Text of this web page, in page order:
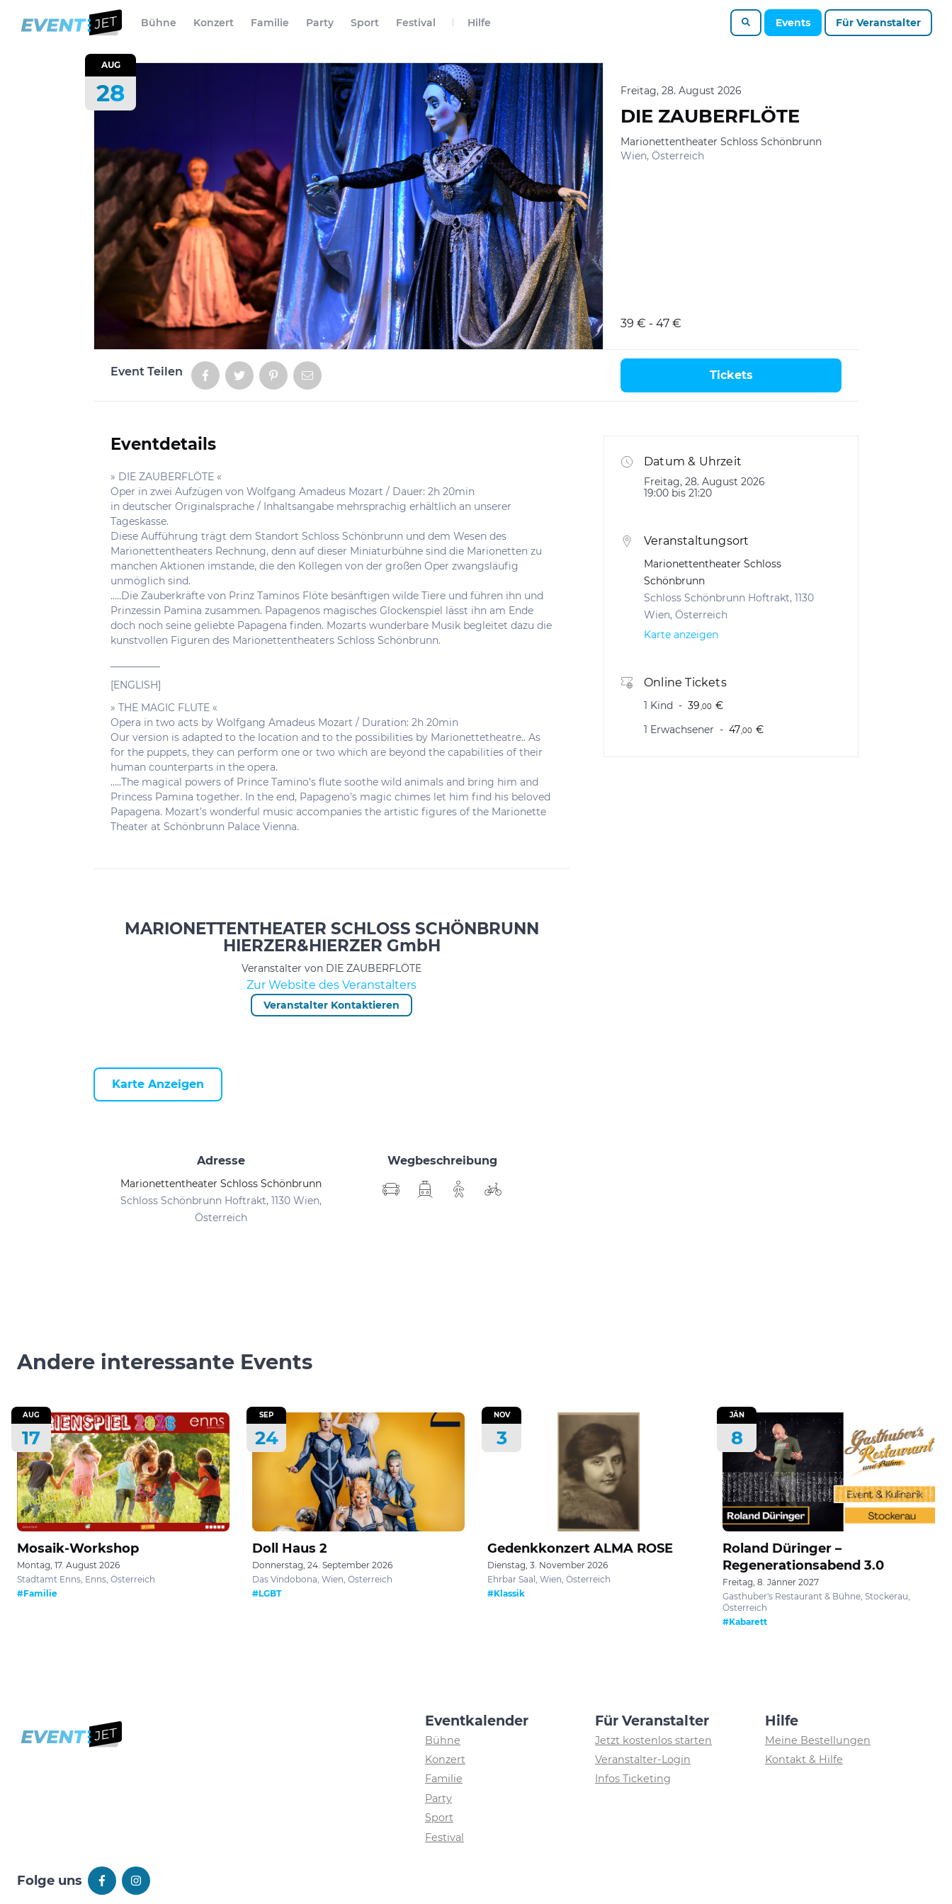
Bühne Konzert Familie Party Sport Festival Hilfe Events Für Veranstalter
AUG
28 Freitag, 28. August 2026
DIE ZAUBERFLÖTE
Marionettentheater Schloss Schönbrunn
Wien, Österreich
39 € - 47 €
Event Teilen Tickets
Informationen
Eventdetails
» DIE ZAUBERFLÖTE «
Oper in zwei Aufzügen von Wolfgang Amadeus Mozart / Dauer: 2h 20min
in deutscher Originalsprache / Inhaltsangabe mehrsprachig erhältlich an unserer
Tageskasse.
Diese Aufführung trägt dem Standort Schloss Schönbrunn und dem Wesen des
Marionettentheaters Rechnung, denn auf dieser Miniaturbühne sind die Marionetten zu
manchen Aktionen imstande, die den Kollegen von der großen Oper zwangsläufig
unmöglich sind.
…..Die Zauberkräfte von Prinz Taminos Flöte besänftigen wilde Tiere und führen ihn und
Prinzessin Pamina zusammen. Papagenos magisches Glockenspiel lässt ihn am Ende
doch noch seine geliebte Papagena finden. Mozarts wunderbare Musik begleitet dazu die
kunstvollen Figuren des Marionettentheaters Schloss Schönbrunn.
[ENGLISH]
» THE MAGIC FLUTE «
Opera in two acts by Wolfgang Amadeus Mozart / Duration: 2h 20min
Our version is adapted to the location and to the possibilities by Marionettetheatre.. As
for the puppets, they can perform one or two which are beyond the capabilities of their
human counterparts in the opera.
…..The magical powers of Prince Tamino’s flute soothe wild animals and bring him and
Princess Pamina together. In the end, Papageno’s magic chimes let him find his beloved
Papagena. Mozart’s wonderful music accompanies the artistic figures of the Marionette
Theater at Schönbrunn Palace Vienna.
MARIONETTENTHEATER SCHLOSS SCHÖNBRUNN
HIERZER&HIERZER GmbH
Veranstalter von DIE ZAUBERFLÖTE
Zur Website des Veranstalters
Veranstalter Kontaktieren
Karte Anzeigen
Adresse
Marionettentheater Schloss Schönbrunn
Schloss Schönbrunn Hoftrakt, 1130 Wien,
Österreich
Wegbeschreibung
Datum & Uhrzeit
Freitag, 28. August 2026
19:00 bis 21:20
Veranstaltungsort
Marionettentheater Schloss
Schönbrunn
Schloss Schönbrunn Hoftrakt, 1130
Wien, Österreich
Karte anzeigen
Online Tickets
1 Kind 39,00 €
1 Erwachsener
47,00 €
Andere interessante Events
AUG
17
Mosaik-Workshop
Montag, 17. August 2026
Stadtamt Enns, Enns, Österreich
#Familie
SEP
24
Doll Haus 2
Donnerstag, 24. September 2026
Das Vindobona, Wien, Österreich
#LGBT
NOV
3
Gedenkkonzert ALMA ROSE
Dienstag, 3. November 2026
Ehrbar Saal, Wien, Österreich
#Klassik
JÄN
8
Roland Düringer –
Regenerationsabend 3.0
Freitag, 8. Jänner 2027
Gasthuber's Restaurant & Bühne, Stockerau,
Österreich
#Kabarett
Eventkalender
Bühne
Konzert
Familie
Party
Sport
Festival
Für Veranstalter
Jetzt kostenlos starten
Veranstalter-Login
Infos Ticketing
Hilfe
Meine Bestellungen
Kontakt & Hilfe
Folge uns